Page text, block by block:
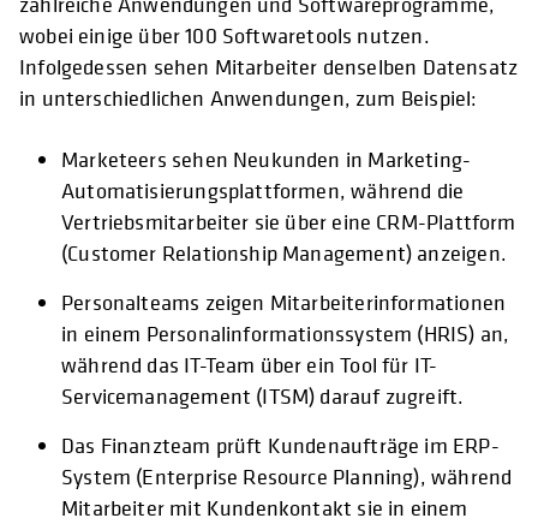
wobei einige über 100 Softwaretools nutzen.
Infolgedessen sehen Mitarbeiter denselben Datensatz
in unterschiedlichen Anwendungen, zum Beispiel:
Marketeers sehen Neukunden in Marketing-
Automatisierungsplattformen, während die
Vertriebsmitarbeiter sie über eine CRM-Plattform
(Customer Relationship Management) anzeigen.
Personalteams zeigen Mitarbeiterinformationen
in einem Personalinformationssystem (HRIS) an,
während das IT-Team über ein Tool für IT-
Servicemanagement (ITSM) darauf zugreift.
Das Finanzteam prüft Kundenaufträge im ERP-
System (Enterprise Resource Planning), während
Mitarbeiter mit Kundenkontakt sie in einem